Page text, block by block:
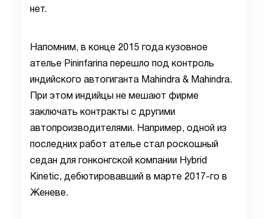
нет.
Напомним, в конце 2015 года кузовное
ателье Pininfarina перешло под контроль
индийского автогиганта Mahindra & Mahindra.
При этом индийцы не мешают фирме
заключать контракты с другими
автопроизводителями. Например, одной из
последних работ ателье стал роскошный
седан для гонконгской компании Hybrid
Kinetic, дебютировавший в марте 2017-го в
Женеве.